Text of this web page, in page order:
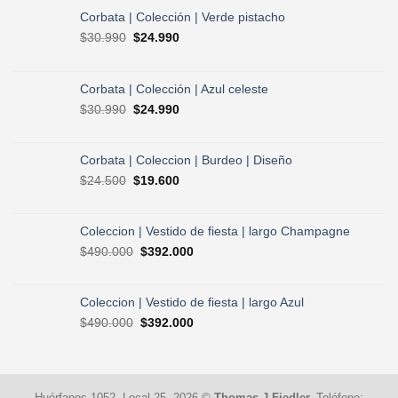
Corbata | Colección | Verde pistacho
$30.990 El
era:
$24.990El
es:
$24.990.
Corbata | Colección | Azul celeste
$30.990 El
era:
$30.990.
$24.990El
es:
Corbata | Coleccion | Burdeo | Diseño
$24.500 El
era:
$24.500.
$19.600El
es:
Coleccion | Vestido de fiesta | largo Champagne
$490.000 El
era:
$490.000.
$392.000El
es:
Coleccion | Vestido de fiesta | largo Azul
$490.000 El
$392.000El